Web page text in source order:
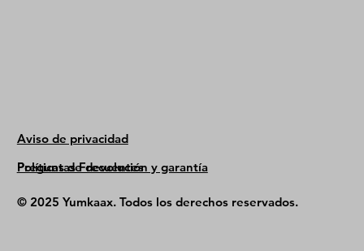
© 2025 Yumkaax. Todos los derechos reservados.
Aviso de privacidad
Políticas de devolución y garantía
Preguntas Frecuentes